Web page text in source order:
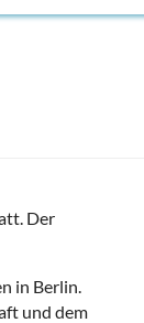
Der
in Berlin.
und dem